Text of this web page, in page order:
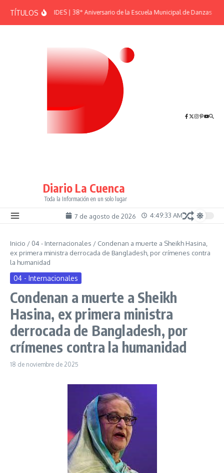
TÍTULOSEFEMÉRIDES | 38° Aniversario de la Escuela Municipal de Danzas “El
Diario La Cuenca
Toda la Información en un solo lugar
7 de agosto de 2026 4:49:34 AM
Inicio / 04 - Internacionales / Condenan a muerte a Sheikh Hasina,
ex primera ministra derrocada de Bangladesh, por crímenes contra
la humanidad
04 - Internacionales
Condenan a muerte a Sheikh
Hasina, ex primera ministra
derrocada de Bangladesh, por
crímenes contra la humanidad
18 de noviembre de 2025